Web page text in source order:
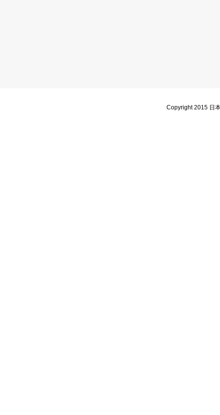
Copyright 2015 日